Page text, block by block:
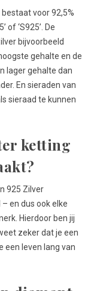
voor 92,5%
of ‘S925’. De
bijvoorbeeld
gehalte en de
lager gehalte dan
En sieraden van
sieraad te kunnen
ketting
925 Zilver
en dus ook elke
Hierdoor ben jij
zeker dat je een
een leven lang van